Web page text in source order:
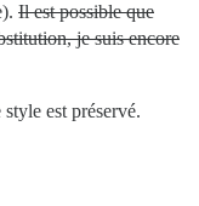
Il est possible que
je suis encore
est préservé.